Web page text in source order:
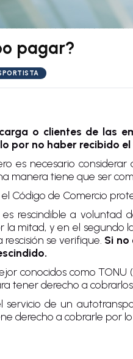
pagar?
o clientes de las
por no haber recibido
es necesario
manera tiene que ser
Código de Comercio
rescindible a voluntad
mitad, y en el segundo
se verifique. Si no
conocidos como
tener derecho a cobrarlos.
servicio de un
derecho a cobrarle por